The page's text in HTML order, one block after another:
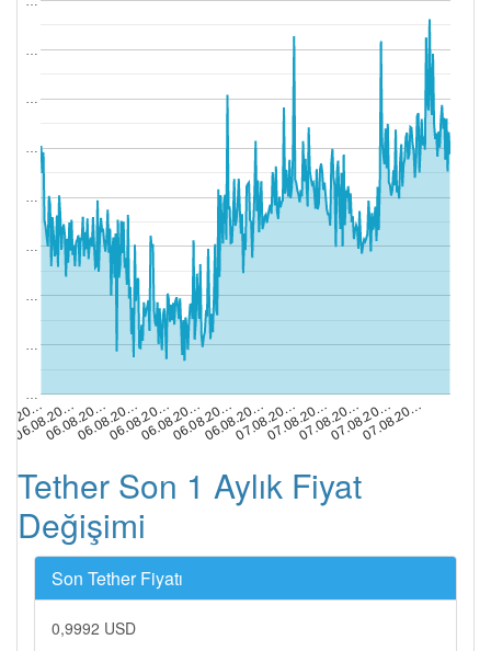
06.08.20…
06.08.20…06.08.20…06.08.20…06.08.20…06.08.20…06.08.20…07.08.20…07.08.20…07.08.20…07.08.20…
07.08.20…
…
…
…
…
…
…
Tether Son 1 Aylık Fiyat
Değişimi
Son Tether Fiyatı
0,9992 USD